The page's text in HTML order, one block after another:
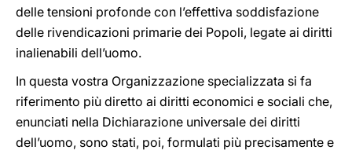
delle tensioni profonde con l’effettiva soddisfazione
delle rivendicazioni primarie dei Popoli, legate ai diritti
inalienabili dell’uomo.
In questa vostra Organizzazione specializzata si fa
riferimento più diretto ai diritti economici e sociali che,
enunciati nella Dichiarazione universale dei diritti
dell’uomo, sono stati, poi, formulati più precisamente e